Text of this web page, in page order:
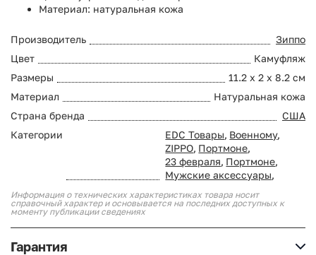
Материал: натуральная кожа
Производитель
Зиппо
Цвет
Камуфляж
Размеры
11.2 x 2 x 8.2 см
Материал
Натуральная кожа
Страна бренда
США
Категории
EDC Товары, Военному,
ZIPPO, Портмоне,
23 февраля, Портмоне,
Мужские аксессуары,
Информация о технических характеристиках товара носит
справочный характер и основывается на последних доступных к
моменту публикации сведениях
Гарантия